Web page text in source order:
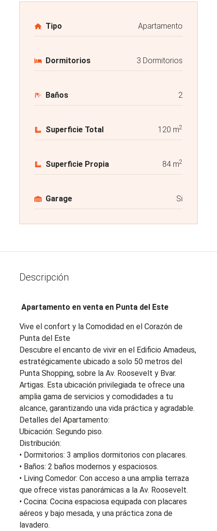
Tipo Apartamento
Dormitorios 3 Dormitorios
Baños 2
Superficie Total 120 m2
Superficie Propia 84 m2
Garage Si
Descripción
Apartamento en venta en Punta del Este
Vive el confort y la Comodidad en el Corazón de
Punta del Este
Descubre el encanto de vivir en el Edificio Amadeus,
estratégicamente ubicado a solo 50 metros del
Punta Shopping, sobre la Av. Roosevelt y Bvar.
Artigas. Esta ubicación privilegiada te ofrece una
amplia gama de servicios y comodidades a tu
alcance, garantizando una vida práctica y agradable.
Detalles del Apartamento:
Ubicación: Segundo piso.
Distribución:
• Dormitorios: 3 amplios dormitorios con placares.
• Baños: 2 baños modernos y espaciosos.
• Living Comedor: Con acceso a una amplia terraza
que ofrece vistas panorámicas a la Av. Roosevelt.
• Cocina: Cocina espaciosa equipada con placares
aéreos y bajo mesada, y una práctica zona de
lavadero.